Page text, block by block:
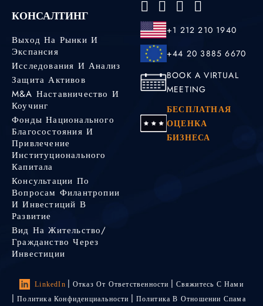
КОНСАЛТИНГ
Выход На Рынки И
Экспансия
Исследования И Анализ
Защита Активов
M&A Наставничество И
Коучинг
Фонды Национального
Благосостояния И
Привлечение
Институционального
Капитала
Консультации По
Вопросам Филантропии
И Инвестиций В
Развитие
Вид На Жительство/
Гражданство Через
Инвестиции
+1 212 210 1940
+44 20 3885 6670
BOOK A VIRTUAL
MEETING
БЕСПЛАТНАЯ
ОЦЕНКА
БИЗНЕСА
LinkedIn Отказ От Ответственности
Свяжитесь С Нами
Политика Конфиденциальности
Политика В Отношении Спама